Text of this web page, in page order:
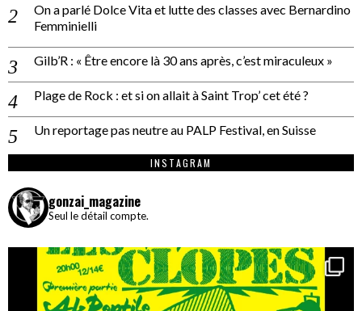
On a parlé Dolce Vita et lutte des classes avec Bernardino
Femminielli
Gilb’R : « Être encore là 30 ans après, c’est miraculeux »
Plage de Rock : et si on allait à Saint Trop’ cet été ?
Un reportage pas neutre au PALP Festival, en Suisse
INSTAGRAM
gonzai_magazine
Seul le détail compte.